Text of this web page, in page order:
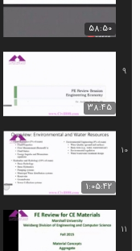
58:50
9
38:45
10
1:05:42
11